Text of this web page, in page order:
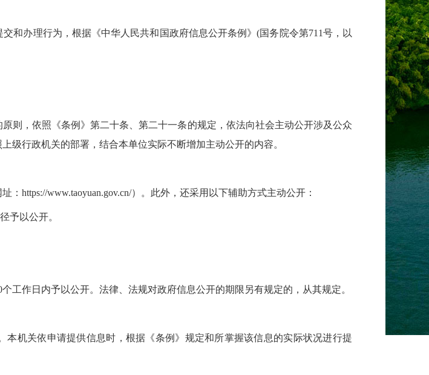
和办理行为，根据《中华人民共和国政府信息公开条例》(国务院令第711号，以
则，依照《条例》第二十条、第二十一条的规定，依法向社会主动公开涉及公众
级行政机关的部署，结合本单位实际不断增加主动公开的内容。
https://www.taoyuan.gov.cn/）。此外，还采用以下辅助方式主动公开：
予以公开。
工作日内予以公开。法律、法规对政府信息公开的期限另有规定的，从其规定。
机关依申请提供信息时，根据《条例》规定和所掌握该信息的实际状况进行提